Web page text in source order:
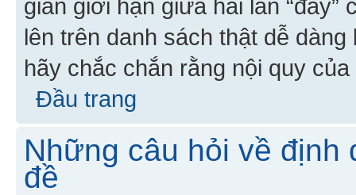
gian giới hạn giữa hai lần “đẩy”
lên trên danh sách thật dễ
hãy chắc chắn rằng nội quy
Đầu trang
Những câu hỏi về định
đề